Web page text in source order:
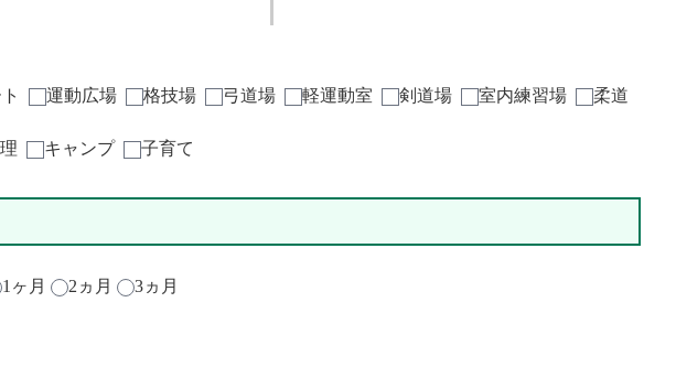
運動広場 格技場 弓道場 軽運動室 剣道場 室内練習場
柔道
キャンプ 子育て
1ヶ月 2ヵ月
3ヵ月